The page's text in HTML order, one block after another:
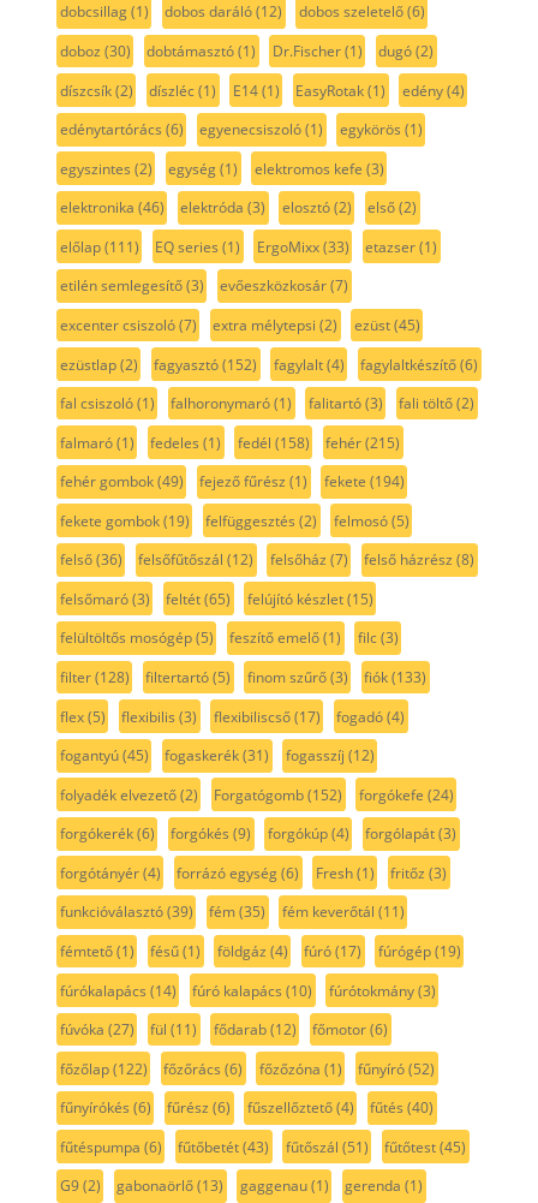
dobcsillag(1) dobos daráló(12) dobos szeletelő(6)
doboz (30) dobtámasztó(1) Dr.Fischer(1) dugó(2)
díszcsík(2) díszléc(1) E14(1) EasyRotak(1) edény(4)
edénytartórács (6) egyenecsiszoló(1) egykörös (1)
egyszintes (2) egység(1) elektromos kefe (3)
elektronika (46) elektróda (3) elosztó(2) első(2)
előlap(111) EQ series (1) ErgoMixx(33) etazser(1)
etilén semlegesítő(3) evőeszközkosár(7)
excenter csiszoló(7) extra mélytepsi (2) ezüst(45)
ezüstlap(2) fagyasztó(152) fagylalt(4) fagylaltkészítő(6)
fal csiszoló(1) falhoronymaró(1) falitartó(3) fali töltő(2)
falmaró(1) fedeles (1) fedél (158) fehér(215)
fehér gombok(49) fejező fűrész (1) fekete (194)
fekete gombok(19) felfüggesztés (2) felmosó(5)
felső(36) felsőfűtőszál (12) felsőház (7) felső házrész (8)
felsőmaró(3) feltét(65) felújító készlet(15)
felültöltős mosógép(5) feszítő emelő(1) filc(3)
filter(128) filtertartó(5) finom szűrő(3) fiók(133)
flex(5) flexibilis (3) flexibiliscső(17) fogadó(4)
fogantyú(45) fogaskerék(31) fogasszíj (12)
folyadék elvezető(2) Forgatógomb(152) forgókefe (24)
forgókerék(6) forgókés (9) forgókúp(4) forgólapát(3)
forgótányér(4) forrázó egység(6) Fresh(1) fritőz (3)
funkcióválasztó(39) fém(35) fém keverőtál (11)
fémtető(1) fésű(1) földgáz (4) fúró(17) fúrógép(19)
fúrókalapács (14) fúró kalapács (10) fúrótokmány(3)
fúvóka (27) fül (11) fődarab(12) főmotor(6)
főzőlap(122) főzőrács (6) főzőzóna (1) fűnyíró(52)
fűnyírókés (6) fűrész (6) fűszellőztető(4) fűtés (40)
fűtéspumpa (6) fűtőbetét(43) fűtőszál (51) fűtőtest(45)
G9(2) gabonaörlő(13) gaggenau(1) gerenda (1)